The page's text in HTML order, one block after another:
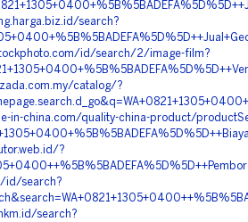
search?
id/search/2/image-film?
catalog/?
in-china.com/quality-china-product/
?
id/search?
search?